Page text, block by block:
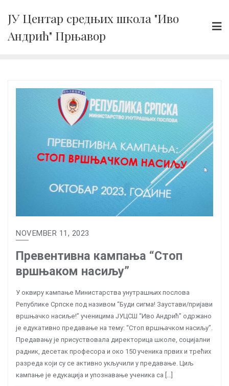
content
ЈУ Центар средњих школа "Иво
Андрић" Прњавор
NOVEMBER 11, 2023
Превентивна кампања “Стоп
вршњаком насиљу”
У оквиру кампање Министарства унутрашњих послова
Републике Српске под називом “Буди сигма! Заустави/пријави
вршњачко насиље!” ученицима ЈУЦСШ “Иво Андрић” одржано
је едукативно предавање на тему: “Стоп вршњачком насиљу”.
Предавању је присуствовала директорица школе, социјални
радник, десетак професора и око 150 ученика првих и трећих
разреда који су се активно укључили у предавање. Циљ
кампање је едукација и упознавање ученика са […]